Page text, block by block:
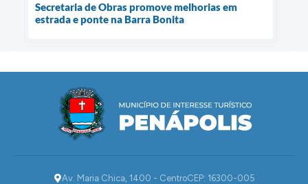
Secretaria de Obras promove melhorias em
estrada e ponte na Barra Bonita
Av. Maria Chica, 1400 - CentroCEP: 16300-005